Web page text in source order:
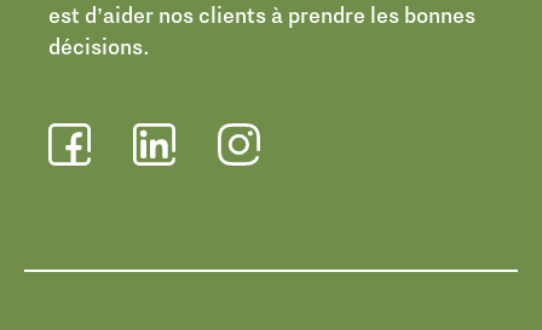
est d’aider nos clients à prendre les bonnes
décisions.